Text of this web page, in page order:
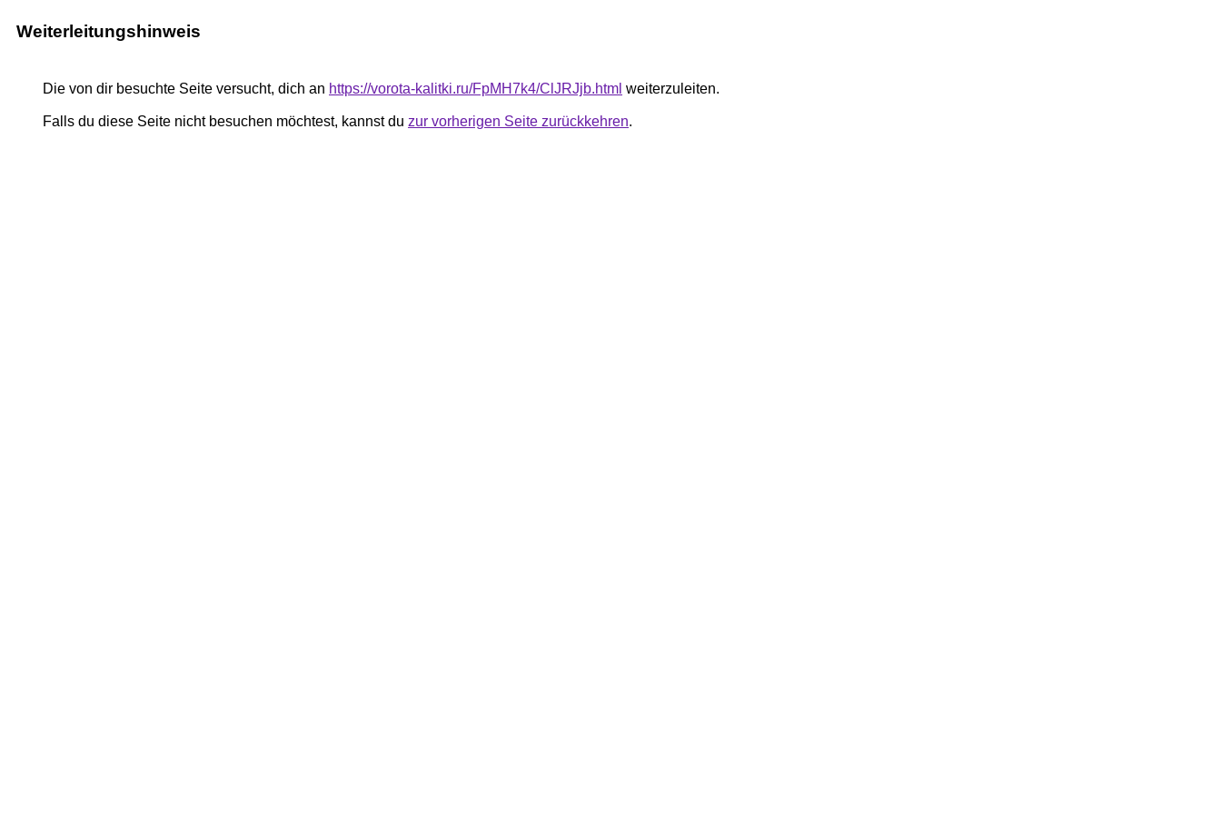
Weiterleitungshinweis
Die von dir besuchte Seite versucht, dich an https://vorota-kalitki.ru/FpMH7k4/ClJRJjb.html weiterzuleiten.
Falls du diese Seite nicht besuchen möchtest, kannst du zur vorherigen Seite zurückkehren.